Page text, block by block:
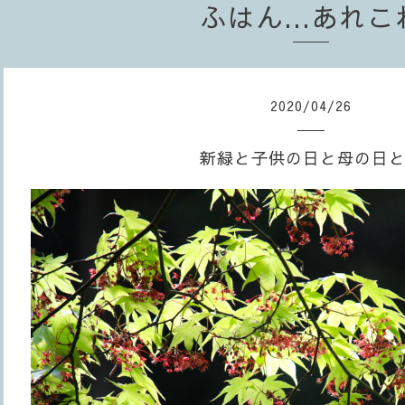
ふはん...あれこ
2020/04/26
新緑と子供の日と母の日